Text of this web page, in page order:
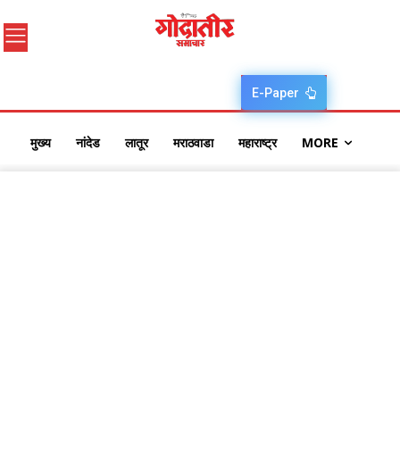
E-Paper
मुख्य नांदेड लातूर मराठवाडा महाराष्ट्र MORE